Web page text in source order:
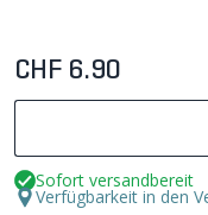
CHF 6.90
Sofort versandbereit
Verfügbarkeit in den